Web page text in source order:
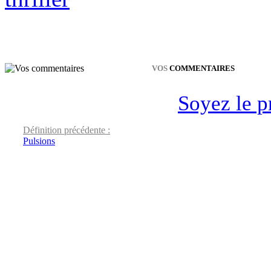
VOS COMMENTAIRES
Soyez le
Définition précédente :
Pulsions